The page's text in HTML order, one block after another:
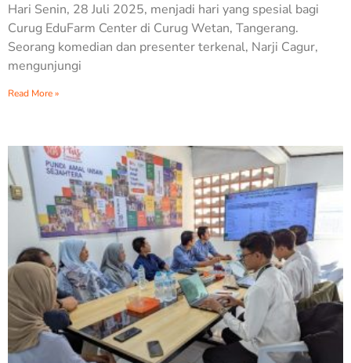
Hari Senin, 28 Juli 2025, menjadi hari yang spesial bagi
Curug EduFarm Center di Curug Wetan, Tangerang.
Seorang komedian dan presenter terkenal, Narji Cagur,
mengunjungi
Read More »